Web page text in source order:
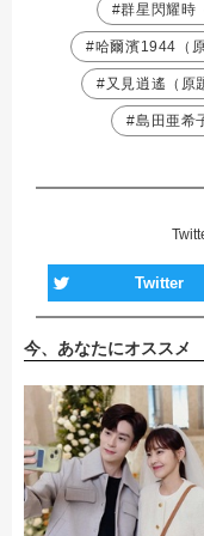
#群星閃耀時
#哈爾濱1944（原
#又見逍遙（原
#島田亜希
Twitter
今、あなたにオススメ